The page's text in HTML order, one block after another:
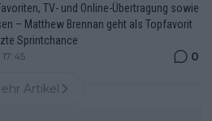
TV- und Online-Übertragung sowie
– Matthew Brennan geht als Topfavorit
Sprintchance
0
Artikel